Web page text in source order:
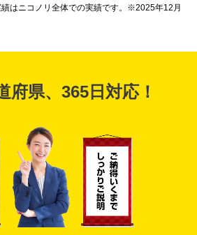
はニコノリ全体での実績です。※2025年12月
府県、365日対応！